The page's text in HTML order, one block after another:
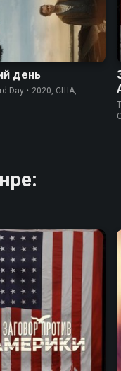
день
Day • 2020, США,